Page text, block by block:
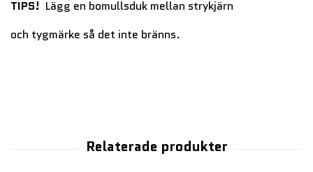
TIPS! Lägg en bomullsduk mellan strykjärn
och tygmärke så det inte bränns.